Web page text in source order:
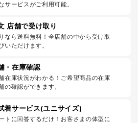
サービスがご利用可能。
店舗で受け取り
なら送料無料！全店舗の中から受け取
いただけます。
・在庫確認
在庫状況がわかる！ご希望商品の在庫
の確認ができます。
着サービス(ユニサイズ)
トに回答するだけ！お客さまの体型に